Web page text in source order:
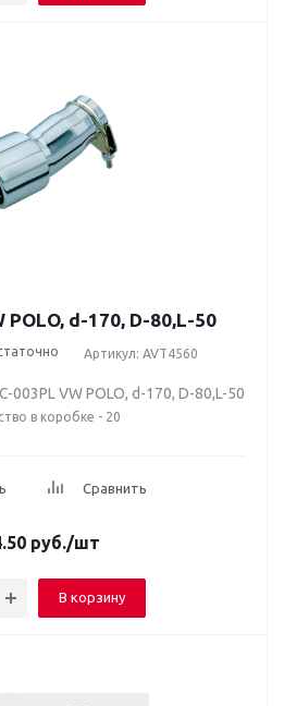
POLO, d-170, D-80,L-50
Артикул: AVT4560
003PL VW POLO, d-170, D-80,L-50
в коробке - 20
Сравнить
руб./шт
В корзину